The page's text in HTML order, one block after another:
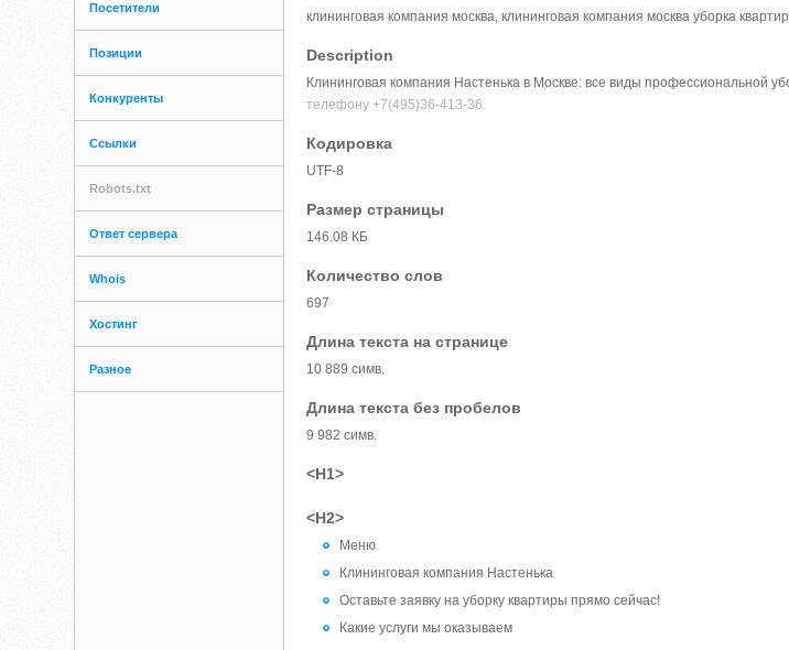
Посетители
Позиции
Конкуренты
Ссылки
Robots.txt
Ответ сервера
Whois
Хостинг
Разное
клининговая компания москва, клининговая компания москва уборка
Description
Клининговая компания Настенька в Москве: все виды профессиональной
телефону +7(495)36-413-36.
Кодировка
UTF-8
Размер страницы
146.08 КБ
Количество слов
697
Длина текста на странице
10 889 симв.
Длина текста без пробелов
9 982 симв.
<H1>
<H2>
Меню
Клининговая компания Настенька
Оставьте заявку на уборку квартиры прямо сейчас!
Какие услуги мы оказываем